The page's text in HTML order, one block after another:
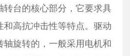
台的核心部分，它要求具
高抗冲击性等特点。驱动
旋转的，一般采用电机和